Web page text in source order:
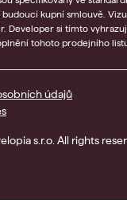
kupní smlouvě.
Developer si tímto
tohoto prodejního
s.r.o. All rights
údajů